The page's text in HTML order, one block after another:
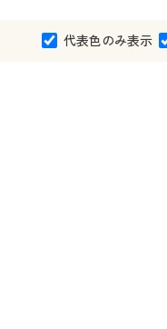
代表色のみ表示